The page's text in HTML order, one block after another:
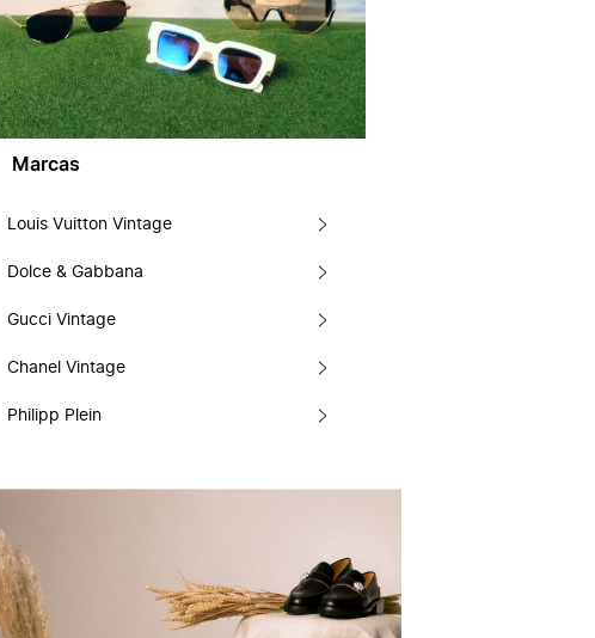
Marcas
Louis Vuitton Vintage
Dolce & Gabbana
Gucci Vintage
Chanel Vintage
Philipp Plein